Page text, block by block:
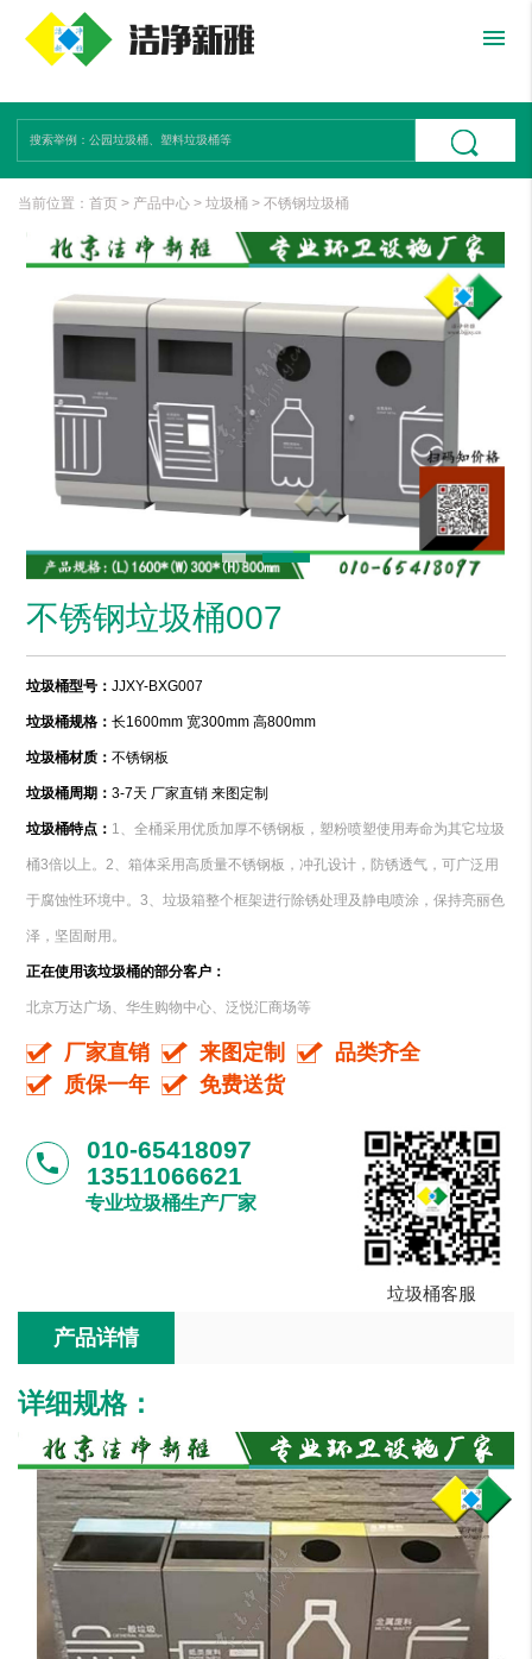
menu
当前位置： 首页> 产品中心> 垃圾桶 > 不锈钢垃圾桶
不锈钢垃圾桶007
垃圾桶型号：JJXY-BXG007
垃圾桶规格：长1600mm 宽300mm 高800mm
垃圾桶材质：不锈钢板
垃圾桶周期：3-7天 厂家直销 来图定制
垃圾桶特点： 1、全桶采用优质加厚不锈钢板，塑粉喷塑使用寿命为其它垃圾
桶3倍以上。2、箱体采用高质量不锈钢板，冲孔设计，防锈透气，可广泛用
于腐蚀性环境中。3、垃圾箱整个框架进行除锈处理及静电喷涂，保持亮丽色
泽，坚固耐用。
正在使用该垃圾桶的部分客户：
北京万达广场、华生购物中心、泛悦汇商场等
厂家直销 来图定制
品类齐全
质保一年
免费送货
phone
010-65418097
13511066621
专业垃圾桶生产厂家
垃圾桶客服
产品详情
详细规格：